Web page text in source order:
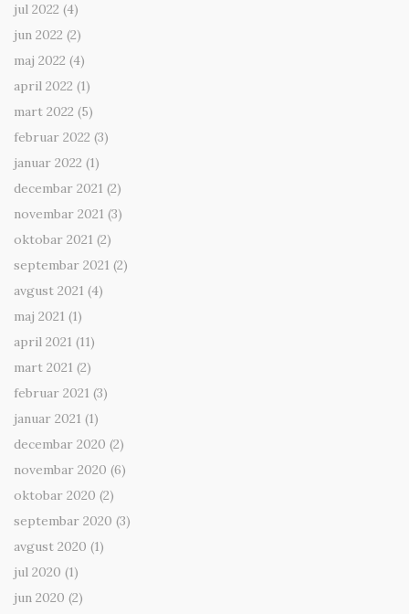
jul 2022 (4)
jun 2022 (2)
maj 2022 (4)
april 2022 (1)
mart 2022 (5)
februar 2022 (3)
januar 2022 (1)
decembar 2021 (2)
novembar 2021 (3)
oktobar 2021 (2)
septembar 2021 (2)
avgust 2021 (4)
maj 2021 (1)
april 2021 (11)
mart 2021 (2)
februar 2021 (3)
januar 2021 (1)
decembar 2020 (2)
novembar 2020 (6)
oktobar 2020 (2)
septembar 2020 (3)
avgust 2020 (1)
jul 2020 (1)
jun 2020 (2)